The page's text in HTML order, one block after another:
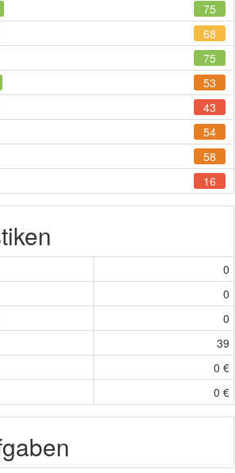
75
68
75
53
43
54
58
16
0
0
0
39
0 €
0 €